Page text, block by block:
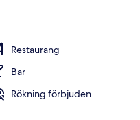
Restaurang
Bar
Rökning förbjuden